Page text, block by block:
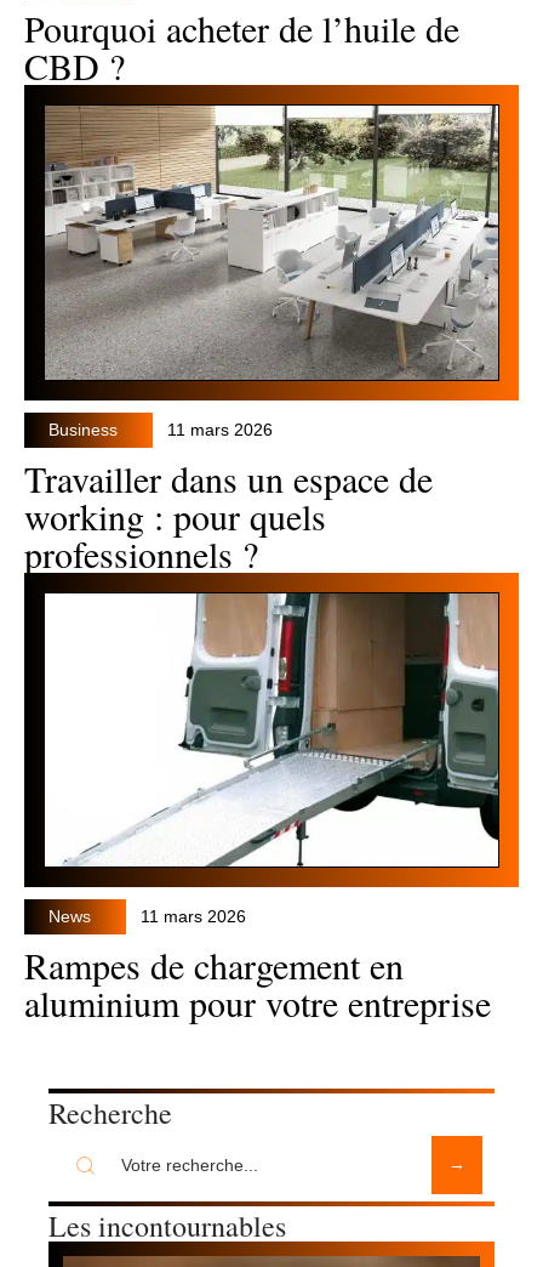
Pourquoi acheter de l’huile de
CBD ?
Business 11 mars 2026
Travailler dans un espace de
working : pour quels
professionnels ?
News 11 mars 2026
Rampes de chargement en
aluminium pour votre entreprise
Recherche
Les incontournables